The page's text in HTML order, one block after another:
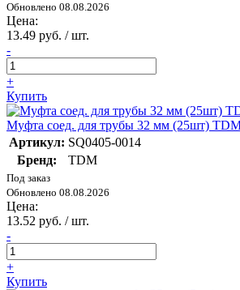
Обновлено 08.08.2026
Цена:
13.49 руб. / шт.
-
+
Купить
Муфта соед. для трубы 32 мм (25шт)
Артикул: SQ0405-0014
Бренд:
TDM
Под заказ
Обновлено 08.08.2026
Цена:
13.52 руб. / шт.
-
+
Купить